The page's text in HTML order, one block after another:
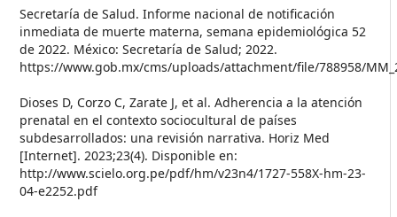
Secretaría de Salud. Informe nacional de notificación
inmediata de muerte materna, semana epidemiológica 52
de 2022. México: Secretaría de Salud; 2022.
https://www.gob.mx/cms/uploads/attachment/file/788958/
Dioses D, Corzo C, Zarate J, et al. Adherencia a la atención
prenatal en el contexto sociocultural de países
subdesarrollados: una revisión narrativa. Horiz Med
[Internet]. 2023;23(4). Disponible en:
http://www.scielo.org.pe/pdf/hm/v23n4/1727-558X-hm-23-
04-e2252.pdf